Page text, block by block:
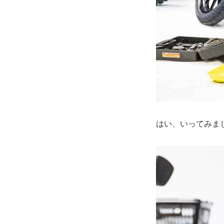
はい、いってみま